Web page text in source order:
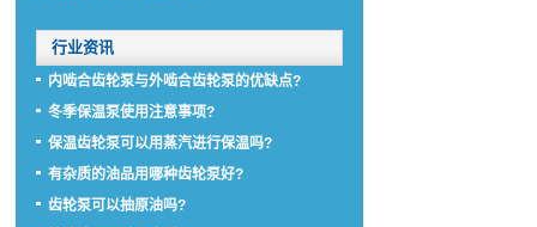
行业资讯
内啮合齿轮泵与外啮合齿轮泵的优缺点?
冬季保温泵使用注意事项?
保温齿轮泵可以用蒸汽进行保温吗?
有杂质的油品用哪种齿轮泵好?
齿轮泵可以抽原油吗?